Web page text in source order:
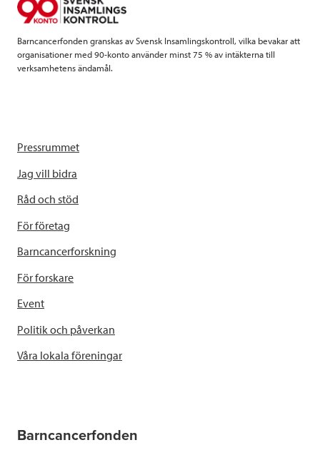
Barncancerfonden granskas av Svensk Insamlingskontroll, vilka bevakar att
organisationer med 90-konto använder minst 75 % av intäkterna till
verksamhetens ändamål.
Pressrummet
Jag vill bidra
Råd och stöd
För företag
Barncancerforskning
För forskare
Event
Politik och påverkan
Våra lokala föreningar
Barncancerfonden